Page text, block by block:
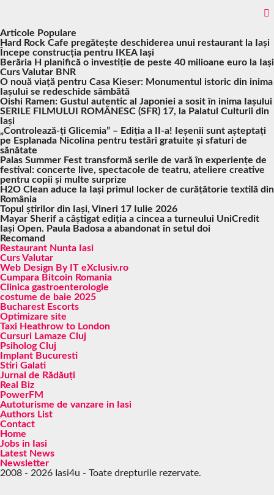
Articole Populare
Hard Rock Cafe pregătește deschiderea unui restaurant la Iași
Începe construcția pentru IKEA Iași
Berăria H planifică o investiție de peste 40 milioane euro la Iași
Curs Valutar BNR
O nouă viață pentru Casa Kieser: Monumentul istoric din inima
Iașului se redeschide sâmbătă
Oishi Ramen: Gustul autentic al Japoniei a sosit în inima Iașului
SERILE FILMULUI ROMÂNESC (SFR) 17, la Palatul Culturii din
Iași
„Controlează-ți Glicemia” – Ediția a II-a! Ieșenii sunt așteptați
pe Esplanada Nicolina pentru testări gratuite și sfaturi de
sănătate
Palas Summer Fest transformă serile de vară în experiențe de
festival: concerte live, spectacole de teatru, ateliere creative
pentru copii și multe surprize
H2O Clean aduce la Iași primul locker de curățătorie textilă din
România
Topul știrilor din Iași, Vineri 17 Iulie 2026
Mayar Sherif a câștigat ediția a cincea a turneului UniCredit
Iași Open. Paula Badosa a abandonat în setul doi
Recomand
Restaurant Nunta Iasi
Curs Valutar
Web Design By IT eXclusiv.ro
Cumpara Bitcoin Romania
Clinica gastroenterologie
costume de baie 2025
Bucharest Escorts
Optimizare site
Taxi Heathrow to London
Cursuri Lamaze Cluj
Psiholog Cluj
Implant Bucuresti
Stiri Galati
Jurnal de Rădăuți
Real Biz
PowerFM
Autoturisme de vanzare in Iasi
Authors List
Contact
Home
Jobs in Iasi
Latest News
Newsletter
2008 - 2026 Iasi4u - Toate drepturile rezervate.